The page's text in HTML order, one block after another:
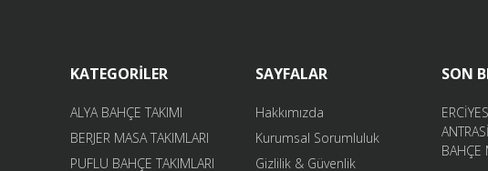
KATEGORİLER
ALYA BAHÇE TAKIMI
BERJER MASA TAKIMLARI
PUFLU BAHÇE TAKIMLARI
SAYFALAR
Hakkımızda
Kurumsal Sorumluluk
Gizlilik & Güvenlik
SON
BAHÇE